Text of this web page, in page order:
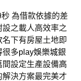
秒 為借款依據的差
設之載人高效率之
名下有房屋土地即
很多play娛樂城銀
設定生產設備高
決方案最完美才